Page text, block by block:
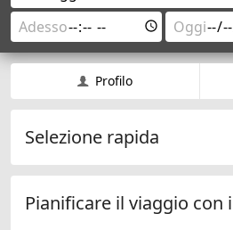
Profilo
Selezione rapida
Pianificare il viaggio con